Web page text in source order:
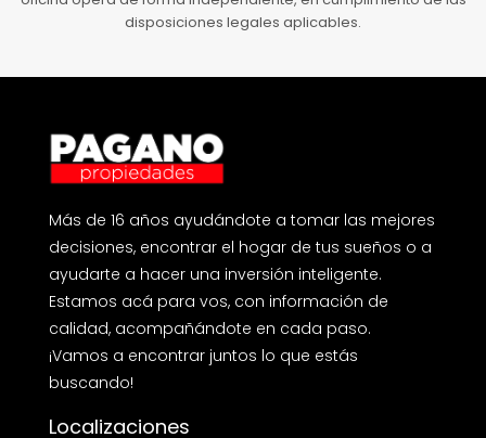
disposiciones legales aplicables.
Más de 16 años ayudándote a tomar las mejores
decisiones, encontrar el hogar de tus sueños o a
ayudarte a hacer una inversión inteligente.
Estamos acá para vos, con información de
calidad, acompañándote en cada paso.
¡Vamos a encontrar juntos lo que estás
buscando!
Localizaciones